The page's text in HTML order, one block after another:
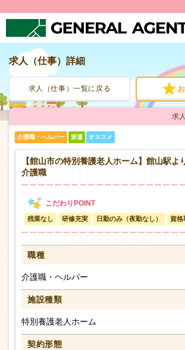
人材派遣サービス
転職支援サービス
登録から就業まで
お問い合わせ
求人（仕事）詳細
求人（仕事）一覧に戻る
求
介護職・ヘルパー 派遣 オススメ
【館山市の特別養護老人ホーム】館山駅よ
介護職
残業なし 研修充実 日勤のみ（夜勤なし） 資格
職種
介護職・ヘルパー
施設種類
特別養護老人ホーム
契約形態